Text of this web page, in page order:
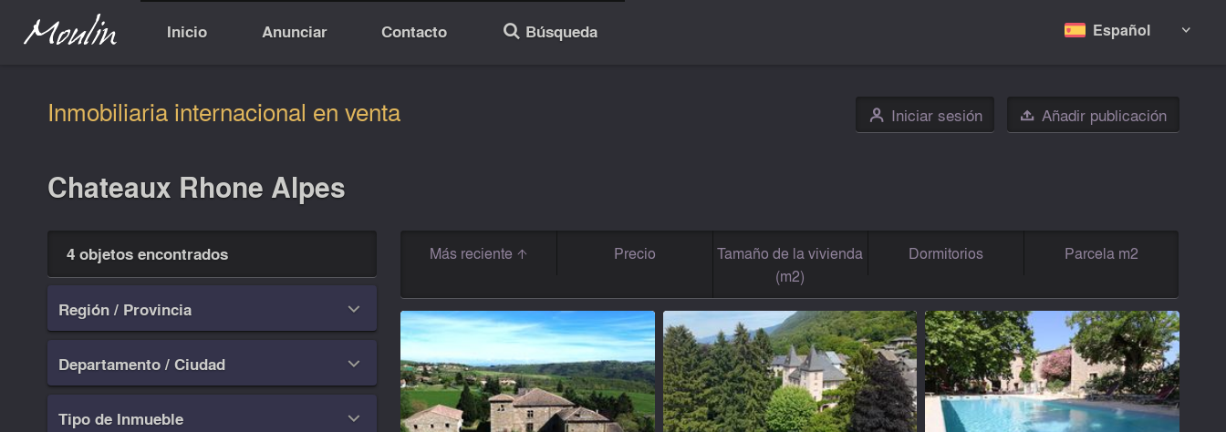
Inicio Anunciar Contacto 🔎 Búsqueda Español 
Inmobiliaria internacional en venta 👤 Iniciar sesión  Añadir publicación
Chateaux Rhone Alpes
4 objetos encontrados
Región / Provincia 
Departamento / Ciudad 
Tipo de Inmueble 
Más reciente Precio
Tamaño de la vivienda
(m2)
Dormitorios Parcela m2